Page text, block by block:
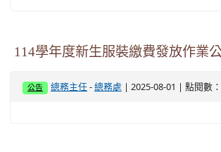
114學年度新生服裝繳費發放作業
公告 總務主任 -總務處 | 2025-08-01 | 點閱數